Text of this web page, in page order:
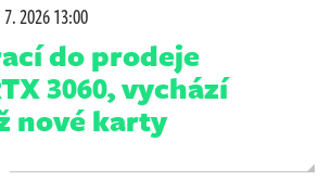
7. 2026 13:00
do prodeje
3060, vychází
nové karty